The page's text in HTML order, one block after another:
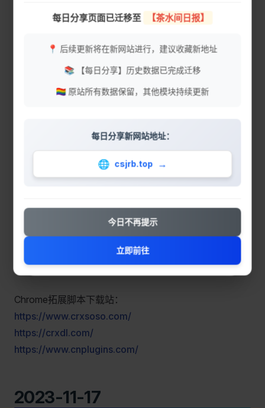
公众号【57号资源社】永久封禁了，请关注博
主新微信公众号 【57号同学】，防止迷路！
每日分享页面已迁移至 【茶水间日报】
📍 后续更新将在新网站进行，建议收藏新地址
📚 【每日分享】历史数据已完成迁移
🏳️‍🌈 原站所有数据保留，其他模块持续更新
每日分享新网站地址：
🌐 csjrb.top →
今日不再提示
立即前往
http://pyzyb.com/
https://www.xdgame.com/
https://gamecar.vip/
https://liteapks.com/
https://modyolo.com/
https://fitgirl-repacks.site/
（中文名搜不出来，就用英文名搜）
2023-11-18
Chrome拓展脚本下载站：
https://www.crxsoso.com/
https://crxdl.com/
https://www.cnplugins.com/
2023-11-17